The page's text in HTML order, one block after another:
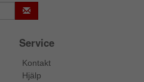
Service
Kontakt
Hjälp